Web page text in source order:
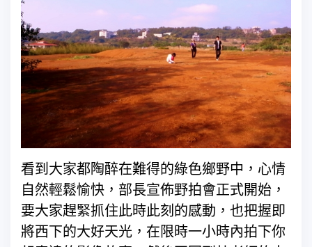
看到大家都陶醉在難得的綠色鄉野中，心情
自然輕鬆愉快，部長宣佈野拍會正式開始，
要大家趕緊抓住此時此刻的感動，也把握即
將西下的大好天光，在限時一小時內拍下你